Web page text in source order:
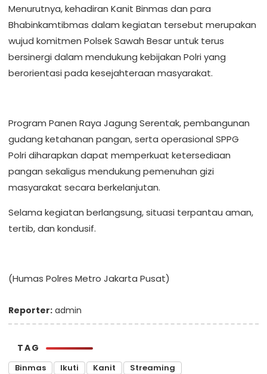
Menurutnya, kehadiran Kanit Binmas dan para
Bhabinkamtibmas dalam kegiatan tersebut merupakan
wujud komitmen Polsek Sawah Besar untuk terus
bersinergi dalam mendukung kebijakan Polri yang
berorientasi pada kesejahteraan masyarakat.
Program Panen Raya Jagung Serentak, pembangunan
gudang ketahanan pangan, serta operasional SPPG
Polri diharapkan dapat memperkuat ketersediaan
pangan sekaligus mendukung pemenuhan gizi
masyarakat secara berkelanjutan.
Selama kegiatan berlangsung, situasi terpantau aman,
tertib, dan kondusif.
(Humas Polres Metro Jakarta Pusat)
Reporter: admin
TAG
Binmas Ikuti Kanit Streaming